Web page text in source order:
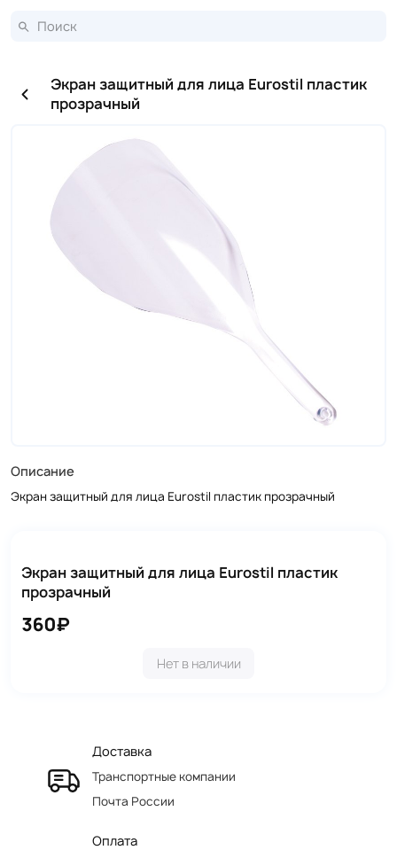
Экран защитный для лица Eurostil пластик
прозрачный
Описание
Экран защитный для лица Eurostil пластик прозрачный
Экран защитный для лица Eurostil пластик
прозрачный
360₽
Нет в наличии
Доставка
Транспортные компании
Почта России
Оплата